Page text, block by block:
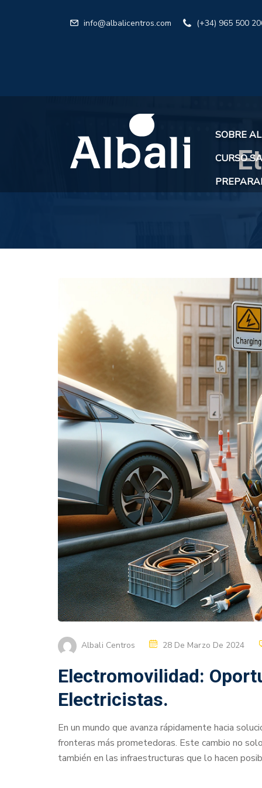
info@albalicentros.com (+34) 965 500
SOBRE
CURSO
Albali Centros 28 De Marzo De 2024
Electromovilidad:
Electricistas.
En un mundo que avanza rápidamente hacia
fronteras más prometedoras. Este cambio no
también en las infraestructuras que lo hacen